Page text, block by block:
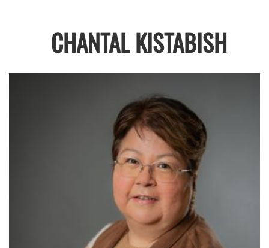
CHANTAL KISTABISH